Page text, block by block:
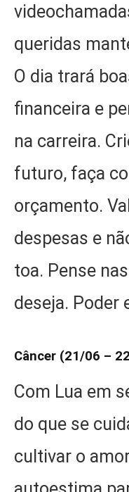
queridas
O dia trará
financeira e
na carreira.
futuro, faça
orçamento.
despesas e
toa. Pense
deseja. Poder
Câncer (21/06 –
Com Lua em
do que se
cultivar o